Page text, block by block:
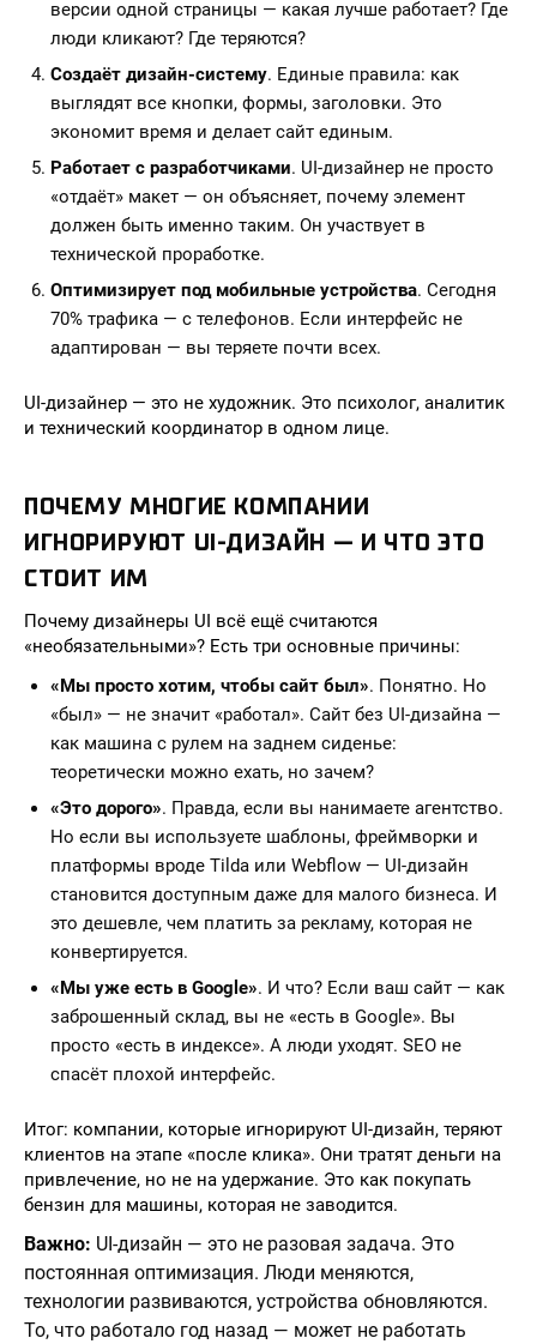
версии одной страницы — какая лучше работает? Где
люди кликают? Где теряются?
Создаёт дизайн-систему. Единые правила: как
выглядят все кнопки, формы, заголовки. Это
экономит время и делает сайт единым.
Работает с разработчиками. UI-дизайнер не просто
«отдаёт» макет — он объясняет, почему элемент
должен быть именно таким. Он участвует в
технической проработке.
Оптимизирует под мобильные устройства. Сегодня
70% трафика — с телефонов. Если интерфейс не
адаптирован — вы теряете почти всех.
UI-дизайнер — это не художник. Это психолог, аналитик
и технический координатор в одном лице.
ПОЧЕМУ МНОГИЕ КОМПАНИИ
ИГНОРИРУЮТ UI-ДИЗАЙН — И ЧТО ЭТО
СТОИТ ИМ
Почему дизайнеры UI всё ещё считаются
«необязательными»? Есть три основные причины:
«Мы просто хотим, чтобы сайт был». Понятно. Но
«был» — не значит «работал». Сайт без UI-дизайна —
как машина с рулем на заднем сиденье:
теоретически можно ехать, но зачем?
«Это дорого». Правда, если вы нанимаете агентство.
Но если вы используете шаблоны, фреймворки и
платформы вроде Tilda или Webflow — UI-дизайн
становится доступным даже для малого бизнеса. И
это дешевле, чем платить за рекламу, которая не
конвертируется.
«Мы уже есть в Google». И что? Если ваш сайт — как
заброшенный склад, вы не «есть в Google». Вы
просто «есть в индексе». А люди уходят. SEO не
спасёт плохой интерфейс.
Итог: компании, которые игнорируют UI-дизайн, теряют
клиентов на этапе «после клика». Они тратят деньги на
привлечение, но не на удержание. Это как покупать
бензин для машины, которая не заводится.
Важно: UI-дизайн — это не разовая задача. Это
постоянная оптимизация. Люди меняются,
технологии развиваются, устройства обновляются.
То, что работало год назад — может не работать